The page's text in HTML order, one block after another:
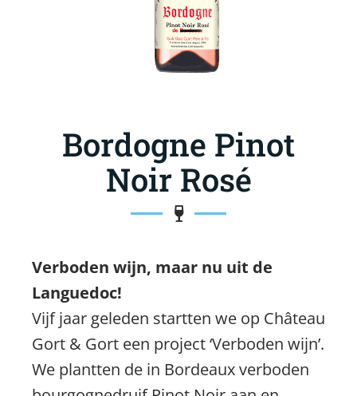
Bordogne Pinot
Noir Rosé
Verboden wijn, maar nu uit de
Languedoc!
Vijf jaar geleden startten we op Château
Gort & Gort een project ‘Verboden wijn’.
We plantten de in Bordeaux verboden